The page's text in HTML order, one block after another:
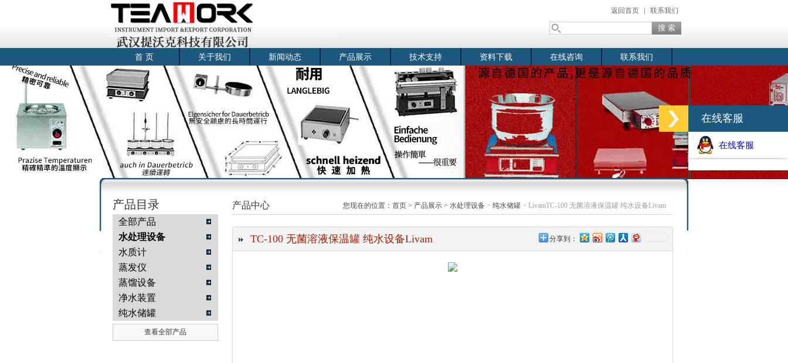
武汉提沃克科技有限公司
返回首页 联系我们
首 页 关于我们 新闻动态 产品展示 技术支持 资料下载 在线咨询 联系我们
产品目录
全部产品
水处理设备
水质计
蒸发仪
蒸馏设备
净水装置
纯水储罐
查看全部产品
产品中心 您现在的位置： 首页 > 产品展示 > 水处理设备 > 纯水储罐 > LivamTC-100 无菌溶液保温罐 纯水设备Livam
TC-100 无菌溶液保温罐 纯水设备Livam 分享到：
在线客服
在线客服